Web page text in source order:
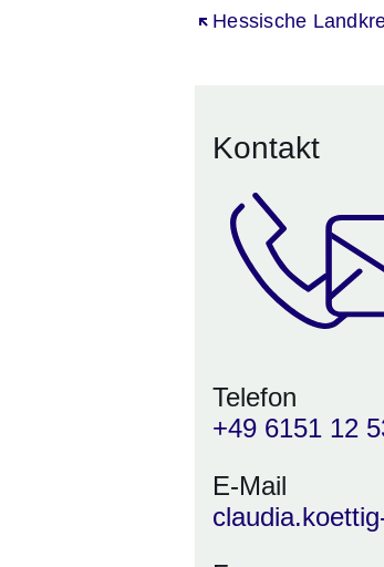
Hessische
Öffnet sich in
Kontakt
Telefon
+49 6151 12
E-Mail